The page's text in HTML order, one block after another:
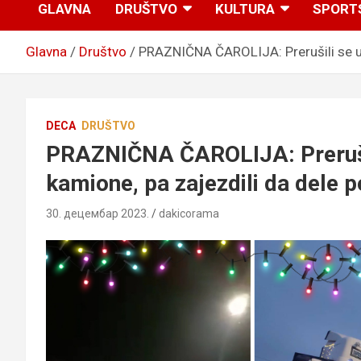
GLAVNA DRUŠTVO KULTURA
Glavna Društvo PRAZNIČNA ČAROLIJA: Prerušili
DECA DRUŠTVO
PRAZNIČNA ČAROLIJA:
kamione, pa zajezdili da dele
30. децембар 2023. dakicorama